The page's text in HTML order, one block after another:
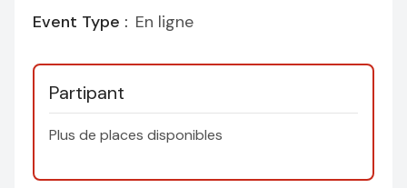
Event Type : En ligne
Partipant
Plus de places disponibles